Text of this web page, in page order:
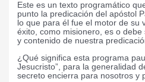
Este es un texto programático
punto la predicación del apóstol
lo que para él fue el motor de su
éxito, como misionero, es o
y contenido de nuestra
¿Qué significa esta programa
Jesucristo”, para la generalidad
secreto encierra para nosotros y